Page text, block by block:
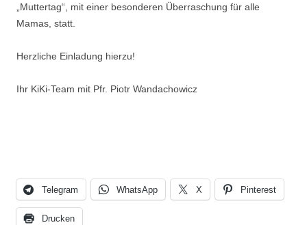
„Muttertag“, mit einer besonderen Überraschung für alle
Mamas, statt.
Herzliche Einladung hierzu!
Ihr KiKi-Team mit Pfr. Piotr Wandachowicz
Telegram WhatsApp X Pinterest
Drucken